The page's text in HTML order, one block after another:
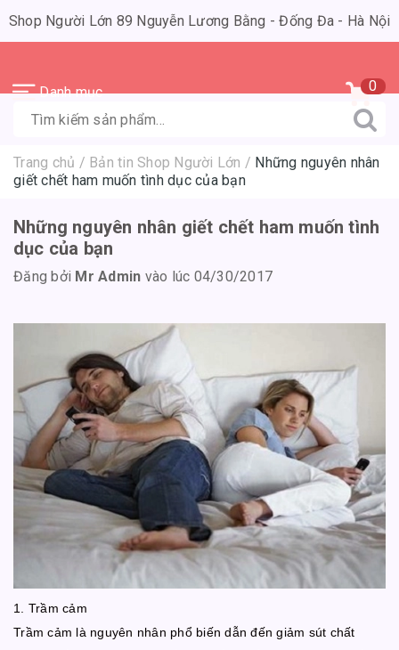
Shop Người Lớn 89 Nguyễn Lương Bằng - Đống Đa - Hà Nội
Danh mục 0
Trang chủ / Bản tin Shop Người Lớn / Những nguyên nhân
giết chết ham muốn tình dục của bạn
Những nguyên nhân giết chết ham muốn tình
dục của bạn
Đăng bởi Mr Admin vào lúc 04/30/2017
1. Trầm cảm
Trầm cảm là nguyên nhân phổ biến dẫn đến giảm sút chất